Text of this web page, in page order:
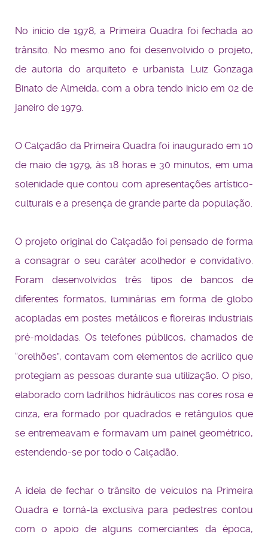
No início de 1978, a Primeira Quadra foi fechada ao
trânsito. No mesmo ano foi desenvolvido o projeto,
de autoria do arquiteto e urbanista Luiz Gonzaga
Binato de Almeida, com a obra tendo início em 02 de
janeiro de 1979.
O Calçadão da Primeira Quadra foi inaugurado em 10
de maio de 1979, às 18 horas e 30 minutos, em uma
solenidade que contou com apresentações artístico-
culturais e a presença de grande parte da população.
O projeto original do Calçadão foi pensado de forma
a consagrar o seu caráter acolhedor e convidativo.
Foram desenvolvidos três tipos de bancos de
diferentes formatos, luminárias em forma de globo
acopladas em postes metálicos e floreiras industriais
pré-moldadas. Os telefones públicos, chamados de
“orelhões”, contavam com elementos de acrílico que
protegiam as pessoas durante sua utilização. O piso,
elaborado com ladrilhos hidráulicos nas cores rosa e
cinza, era formado por quadrados e retângulos que
se entremeavam e formavam um painel geométrico,
estendendo-se por todo o Calçadão.
A ideia de fechar o trânsito de veículos na Primeira
Quadra e torná-la exclusiva para pedestres contou
com o apoio de alguns comerciantes da época,